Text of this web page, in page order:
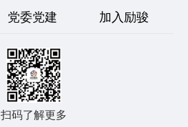
党委党建 加入励骏
扫码了解更多